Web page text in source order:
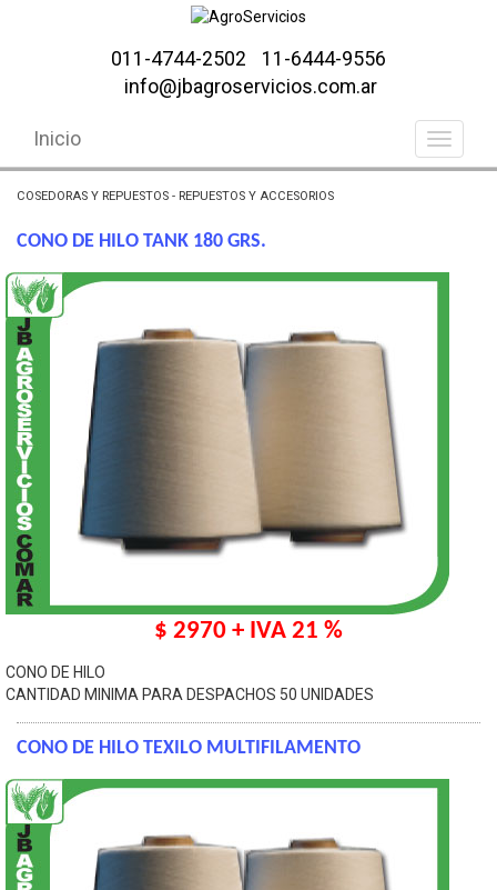
011-4744-2502
11-6444-9556
info@jbagroservicios.com.ar
Inicio
COSEDORAS Y REPUESTOS - REPUESTOS Y ACCESORIOS
CONO DE HILO TANK 180 GRS.
$ 2970 + IVA 21 %
CONO DE HILO
CANTIDAD MINIMA PARA DESPACHOS 50 UNIDADES
CONO DE HILO TEXILO MULTIFILAMENTO